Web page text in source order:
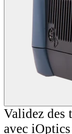
Validez des
avec iOptics